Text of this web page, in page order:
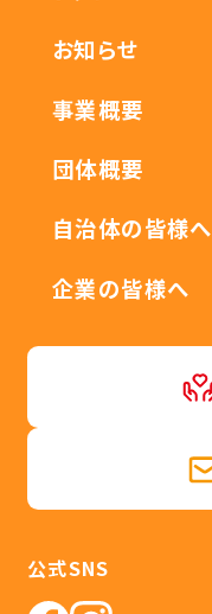
お知らせ
事業概要
団体概要
自治体の皆様へ
企業の皆様へ
公式SNS